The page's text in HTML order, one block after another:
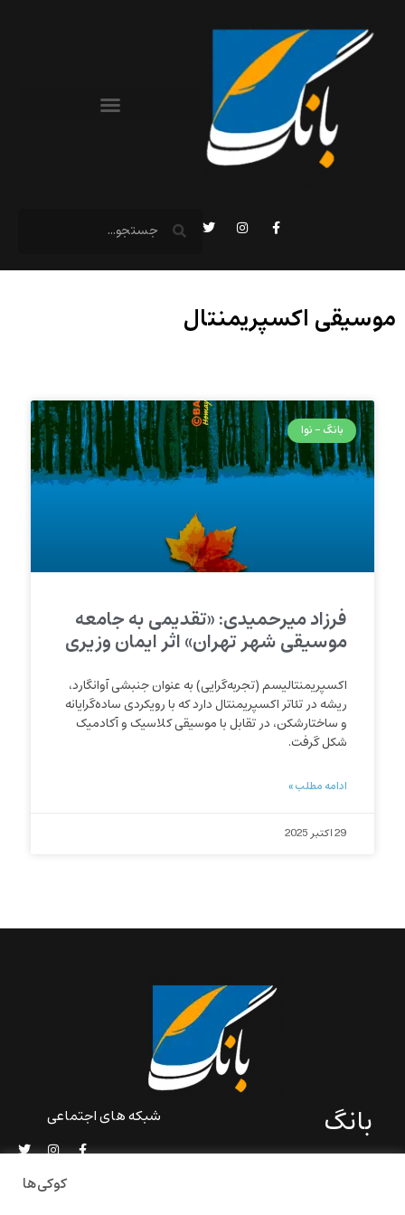
موسیقی اکسپریمنتال
بانگ - نوا
فرزاد میرحمیدی: «تقدیمی به جامعه
موسیقی شهر تهران» اثر ایمان وزیری
اکسپریمنتالیسم (تجربه‌‌گرایی) به عنوان جنبشی آوانگارد،
ریشه در تئاتر اکسپریمنتال دارد که با رویکردی ساده‌گرایانه
و ساختارشکن، در تقابل با موسیقی کلاسیک و آکادمیک
شکل گرفت.
ادامه مطلب »
29 اکتبر 2025
بانگ شبکه های اجتماعی
کوکی‌ها